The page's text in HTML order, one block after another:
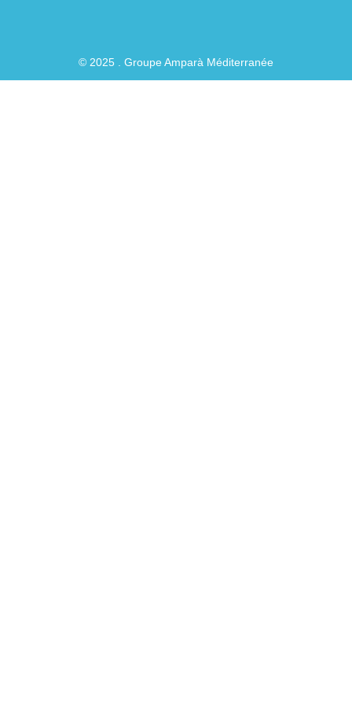
© 2025 . Groupe Amparà Méditerranée